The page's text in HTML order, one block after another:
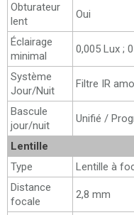
Obturateur
lent
Oui
Éclairage
minimal
0,005 Lux ;
Système
Jour/Nuit
Filtre IR
Bascule
jour/nuit
Unifié /
Lentille
Type
Lentille à
Distance
focale
2,8 mm